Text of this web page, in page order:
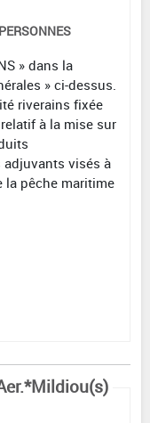
» dans la
» ci-dessus.
riverains fixée
à la mise sur
visés à
la pêche maritime